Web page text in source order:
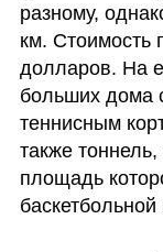
разному,
км. Стоимость
долларов. На
больших дома
теннисным
также
площадь